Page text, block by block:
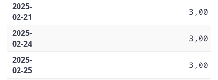
2025-
02-21
3,00
2025-
02-24
3,00
2025-
02-25
3,00